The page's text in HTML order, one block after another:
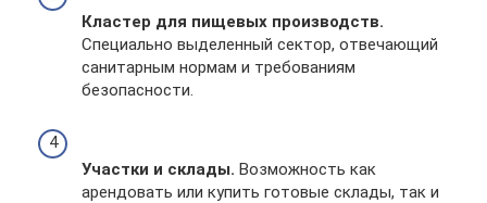
Кластер для пищевых производств.
Специально выделенный сектор, отвечающий
санитарным нормам и требованиям
безопасности.
Участки и склады. Возможность как
арендовать или купить готовые склады, так и